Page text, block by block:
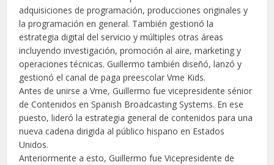
adquisiciones de programación, producciones originales y
la programación en general. También gestionó la
estrategia digital del servicio y múltiples otras áreas
incluyendo investigación, promoción al aire, marketing y
operaciones técnicas. Guillermo también diseñó, lanzó y
gestionó el canal de paga preescolar Vme Kids.
Antes de unirse a Vme, Guillermo fue vicepresidente sénior
de Contenidos en Spanish Broadcasting Systems. En ese
puesto, lideró la estrategia general de contenidos para una
nueva cadena dirigida al público hispano en Estados
Unidos.
Anteriormente a esto, Guillermo fue Vicepresidente de